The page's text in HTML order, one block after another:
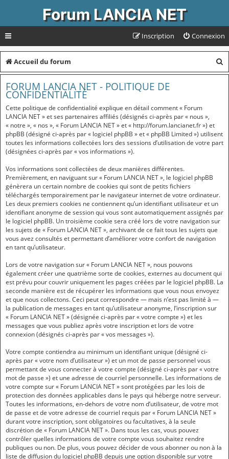
Forum LANCIA NET
Connexion
Inscription
Accueil du forum
e
FORUM LANCIA NET - POLITIQUE DE
CONFIDENTIALITÉ
Cette politique de confidentialité explique en détail comment « Forum
LANCIA NET » et ses partenaires affiliés (désignés ci-après par « nous »,
« notre », « nos », « Forum LANCIA NET » et « http://forum.lancianet.fr ») et
phpBB (désigné ci-après par « logiciel phpBB » et « phpBB Limited ») utilisent
toutes les informations collectées lors des sessions d’utilisation de votre part
(désignées ci-après par « vos informations »).
Vos informations sont collectées de deux manières différentes.
Premièrement, en naviguant sur « Forum LANCIA NET », le logiciel phpBB
génèrera un certain nombre de cookies qui sont de petits fichiers
téléchargés temporairement par le navigateur internet de votre ordinateur.
Les deux premiers cookies ne contiennent qu’un identifiant utilisateur et un
identifiant anonyme de session qui vous sont automatiquement assignés par
le logiciel phpBB. Un troisième cookie sera créé lors de votre navigation sur
les sujets de « Forum LANCIA NET », archivant de ce fait tous les sujets que
vous avez consultés et permettant d’améliorer votre confort de navigation
en tant qu’utilisateur.
Lors de votre navigation sur « Forum LANCIA NET », nous pouvons
également créer une quatrième sorte de cookies, externes au document qui
est prévu pour couvrir uniquement les pages créées par le logiciel phpBB. La
seconde manière est de récupérer les informations que vous nous envoyez
et que nous collectons. Ceci peut correspondre — mais n’est pas limité à —
la publication de messages en tant qu’utilisateur anonyme, l’inscription sur
« Forum LANCIA NET » (désignée ci-après par « votre compte ») et les
messages que vous publiez après votre inscription et lors de votre
connexion (désignés ci-après par « vos messages »).
Votre compte contiendra au minimum un identifiant unique (désigné ci-
après par « votre nom d’utilisateur ») et un mot de passe personnel vous
permettant de vous connecter à votre compte (désigné ci-après par « votre
mot de passe ») et une adresse de courriel personnelle. Les informations de
votre compte sur « Forum LANCIA NET » sont protégées par les lois de
protection des données applicables dans le pays qui héberge notre serveur.
Toutes les informations, en-dehors de votre nom d’utilisateur, de votre mot
de passe et de votre adresse de courriel requis par « Forum LANCIA NET »
durant votre inscription, sont obligatoires ou facultatives, à la seule
discrétion de « Forum LANCIA NET ». Dans tous les cas, vous pouvez
contrôler quelles informations de votre compte vous souhaitez rendre
publiques ou non. De plus, vous pouvez décider de vous abonner ou non à la
liste de diffusion du logiciel phpBB depuis une option disponible sur votre